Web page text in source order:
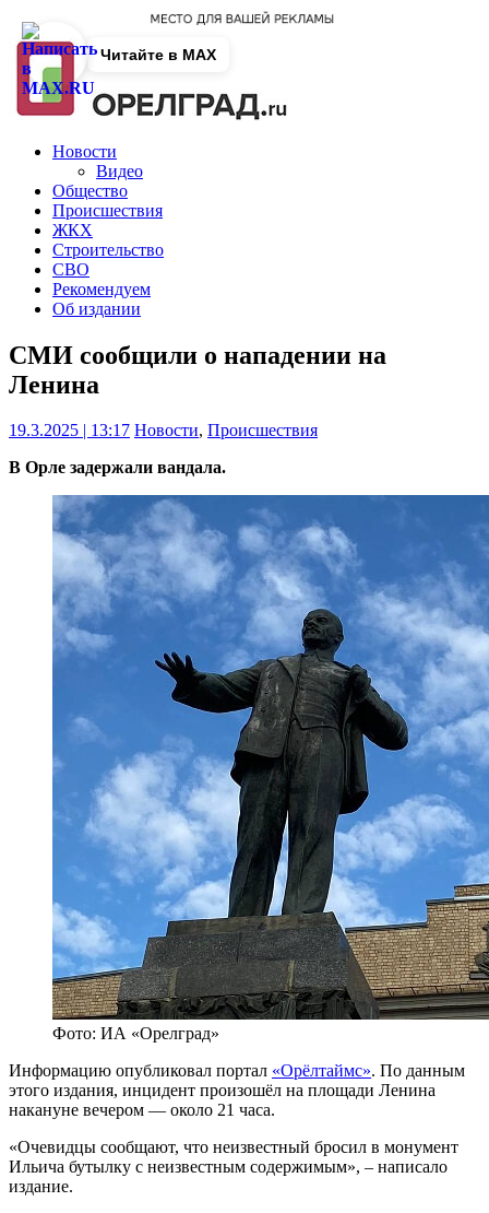
Новости
Видео
Общество
Происшествия
ЖКХ
Строительство
СВО
Рекомендуем
Об издании
СМИ сообщили о нападении на
Ленина
19.3.2025 | 13:17 Новости, Происшествия
В Орле задержали вандала.
Фото: ИА «Орелград»
Информацию опубликовал портал «Орёлтаймс». По данным
этого издания, инцидент произошёл на площади Ленина
накануне вечером — около 21 часа.
«Очевидцы сообщают, что неизвестный бросил в монумент
Ильича бутылку с неизвестным содержимым», – написало
издание.
Читайте в MAX